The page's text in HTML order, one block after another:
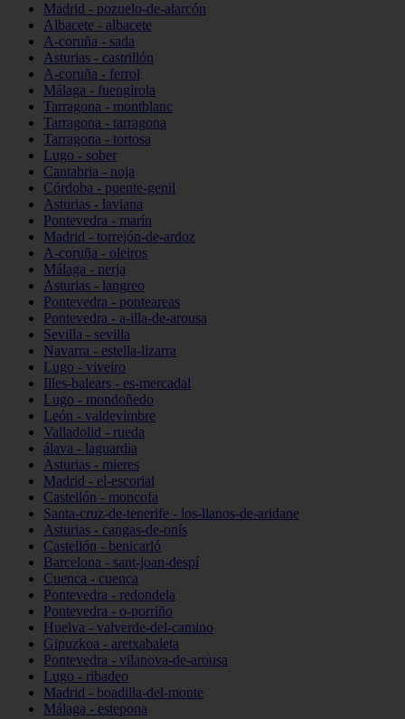
Madrid - pozuelo-de-alarcón
Albacete - albacete
A-coruña - sada
Asturias - castrillón
A-coruña - ferrol
Málaga - fuengirola
Tarragona - montblanc
Tarragona - tarragona
Tarragona - tortosa
Lugo - sober
Cantabria - noja
Córdoba - puente-genil
Asturias - laviana
Pontevedra - marín
Madrid - torrejón-de-ardoz
A-coruña - oleiros
Málaga - nerja
Asturias - langreo
Pontevedra - ponteareas
Pontevedra - a-illa-de-arousa
Sevilla - sevilla
Navarra - estella-lizarra
Lugo - viveiro
Illes-balears - es-mercadal
Lugo - mondoñedo
León - valdevimbre
Valladolid - rueda
álava - laguardia
Asturias - mieres
Madrid - el-escorial
Castellón - moncofa
Santa-cruz-de-tenerife - los-llanos-de-aridane
Asturias - cangas-de-onís
Castellón - benicarló
Barcelona - sant-joan-despí
Cuenca - cuenca
Pontevedra - redondela
Pontevedra - o-porriño
Huelva - valverde-del-camino
Gipuzkoa - aretxabaleta
Pontevedra - vilanova-de-arousa
Lugo - ribadeo
Madrid - boadilla-del-monte
Málaga - estepona